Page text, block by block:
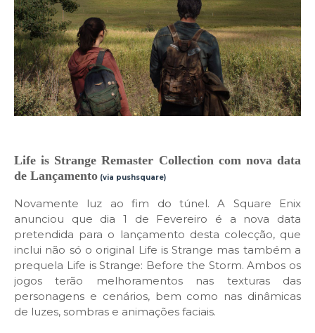
Life is Strange Remaster Collection com nova data
de Lançamento (via pushsquare)
Novamente luz ao fim do túnel. A Square Enix
anunciou que dia 1 de Fevereiro é a nova data
pretendida para o lançamento desta colecção, que
inclui não só o original Life is Strange mas também a
prequela Life is Strange: Before the Storm. Ambos os
jogos terão melhoramentos nas texturas das
personagens e cenários, bem como nas dinâmicas
de luzes, sombras e animações faciais.